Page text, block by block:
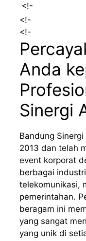
<!-
<!-
<!-
Anda
Sinergi
Bandung
2013 dan telah
event korporat
berbagai
telekomunikasi,
pemerintahan.
beragam ini
yang sangat
yang unik di